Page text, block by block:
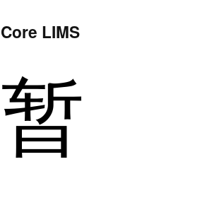
Core LIMS
暂